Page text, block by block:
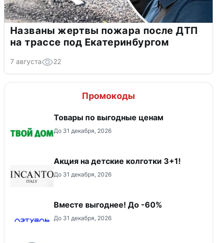
Названы жертвы пожара после ДТП
на трассе под Екатеринбургом
7 августа 22
Промокоды
Товары по выгодные ценам
До 31 декабря, 2026
Акция на детские колготки 3+1!
До 31 декабря, 2026
Вместе выгоднее! До -60%
До 31 декабря, 2026